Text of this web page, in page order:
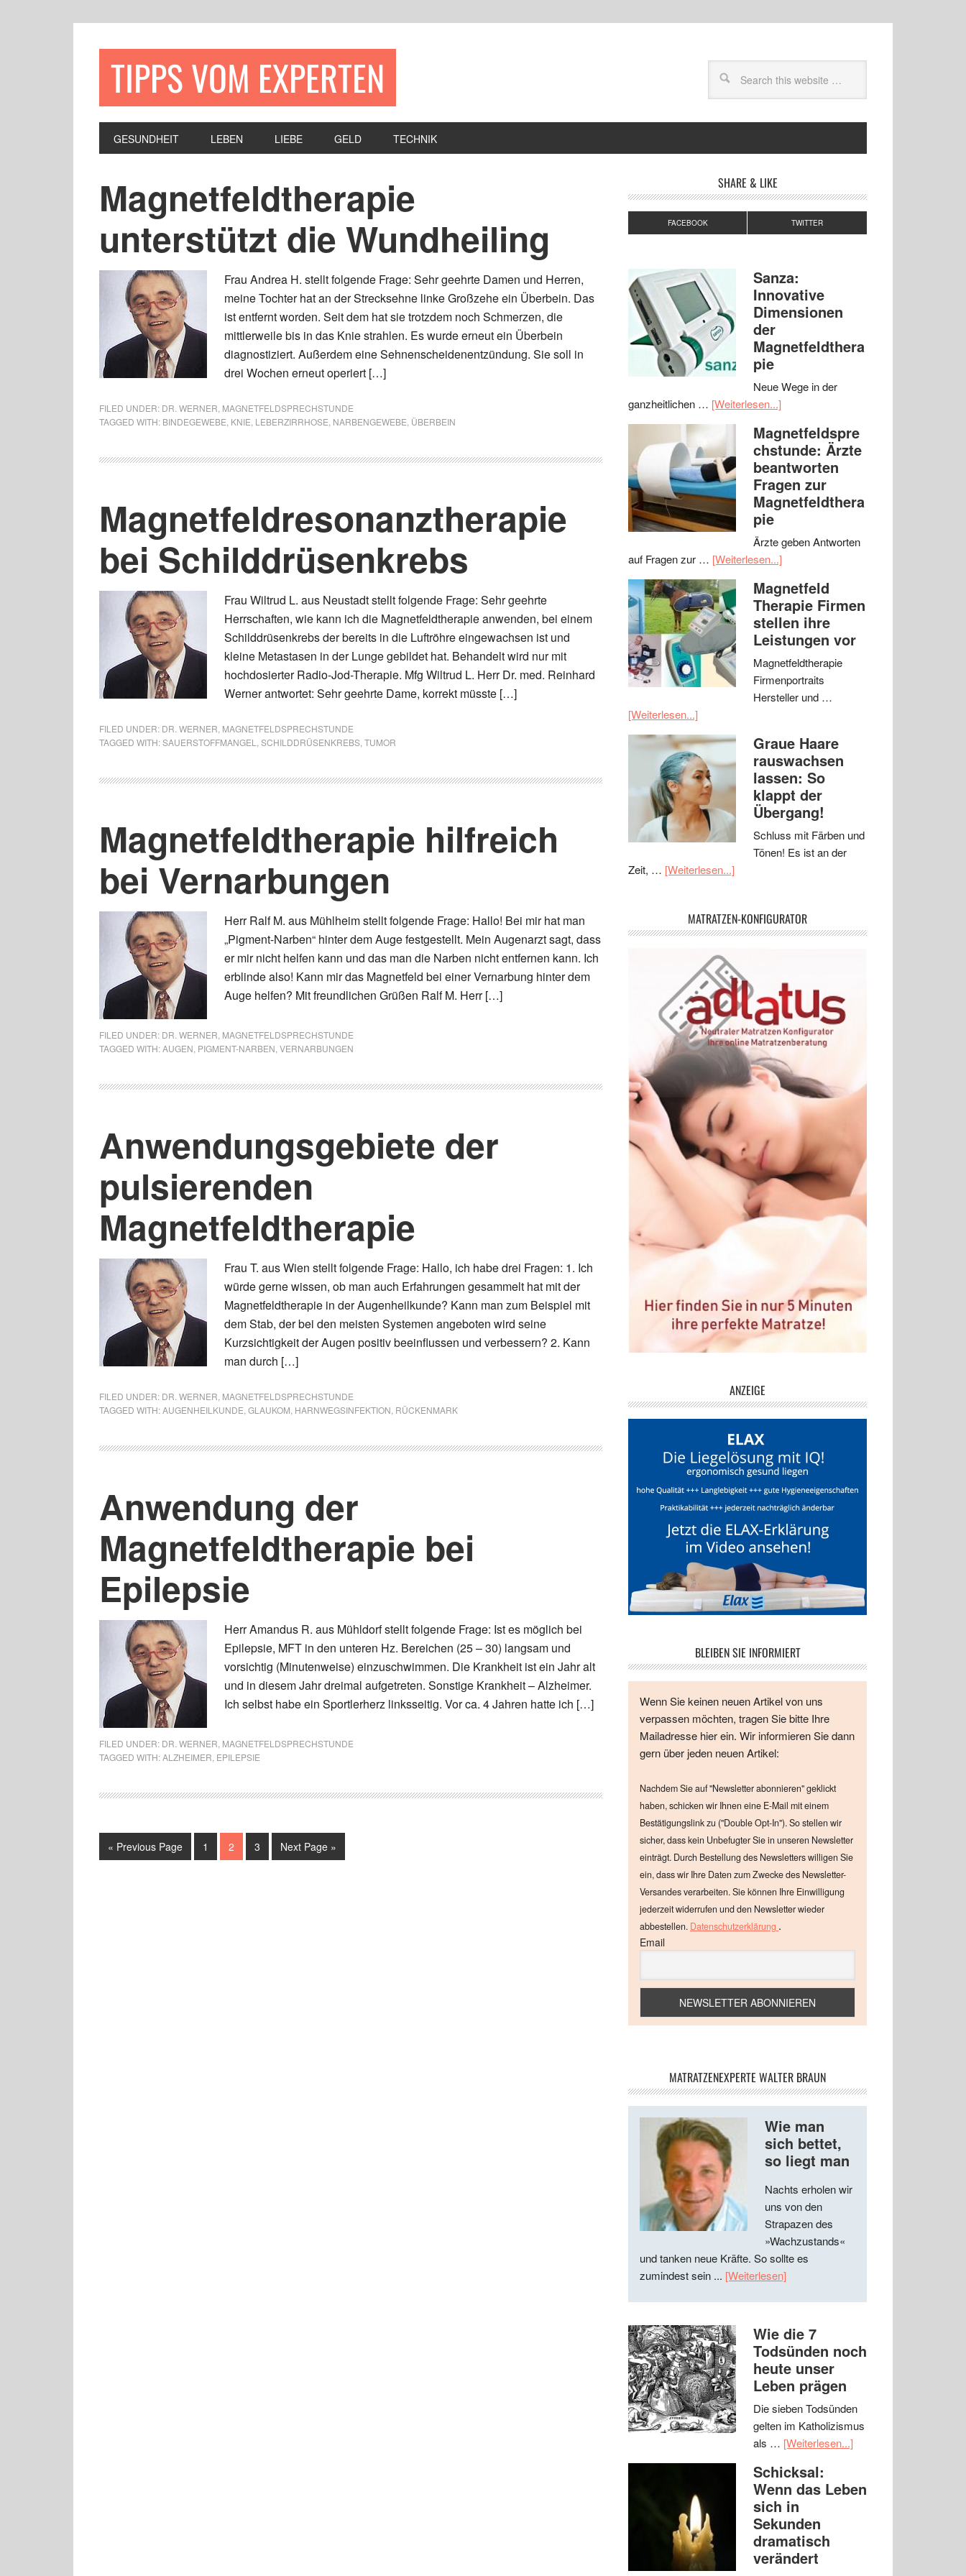
TIPPS VOM EXPERTEN
GESUNDHEIT LEBEN LIEBE GELD TECHNIK
Magnetfeldtherapie
unterstützt die Wundheiling
Frau Andrea H. stellt folgende Frage: Sehr geehrte Damen und Herren,
meine Tochter hat an der Strecksehne linke Großzehe ein Überbein. Das
ist entfernt worden. Seit dem hat sie trotzdem noch Schmerzen, die
mittlerweile bis in das Knie strahlen. Es wurde erneut ein Überbein
diagnostiziert. Außerdem eine Sehnenscheidenentzündung. Sie soll in
drei Wochen erneut operiert […]
FILED UNDER: DR. WERNER MAGNETFELDSPRECHSTUNDE
TAGGED WITH: BINDEGEWEBE KNIE LEBERZIRRHOSE NARBENGEWEBE ÜBERBEIN
Magnetfeldresonanztherapie
bei Schilddrüsenkrebs
Frau Wiltrud L. aus Neustadt stellt folgende Frage: Sehr geehrte
Herrschaften, wie kann ich die Magnetfeldtherapie anwenden, bei einem
Schilddrüsenkrebs der bereits in die Luftröhre eingewachsen ist und
kleine Metastasen in der Lunge gebildet hat. Behandelt wird nur mit
hochdosierter Radio-Jod-Therapie. Mfg Wiltrud L. Herr Dr. med. Reinhard
Werner antwortet: Sehr geehrte Dame, korrekt müsste […]
FILED UNDER: DR. WERNER MAGNETFELDSPRECHSTUNDE
TAGGED WITH:SAUERSTOFFMANGEL SCHILDDRÜSENKREBS TUMOR
Magnetfeldtherapie hilfreich
bei Vernarbungen
Herr Ralf M. aus Mühlheim stellt folgende Frage: Hallo! Bei mir hat man
„Pigment-Narben“ hinter dem Auge festgestellt. Mein Augenarzt sagt, dass
er mir nicht helfen kann und das man die Narben nicht entfernen kann. Ich
erblinde also! Kann mir das Magnetfeld bei einer Vernarbung hinter dem
Auge helfen? Mit freundlichen Grüßen Ralf M. Herr […]
FILED UNDER: DR. WERNER MAGNETFELDSPRECHSTUNDE
TAGGED WITH:AUGEN PIGMENT-NARBEN VERNARBUNGEN
Anwendungsgebiete der
pulsierenden
Magnetfeldtherapie
Frau T. aus Wien stellt folgende Frage: Hallo, ich habe drei Fragen: 1. Ich
würde gerne wissen, ob man auch Erfahrungen gesammelt hat mit der
Magnetfeldtherapie in der Augenheilkunde? Kann man zum Beispiel mit
dem Stab, der bei den meisten Systemen angeboten wird seine
Kurzsichtigkeit der Augen positiv beeinflussen und verbessern? 2. Kann
man durch […]
FILED UNDER: DR. WERNER MAGNETFELDSPRECHSTUNDE
TAGGED WITH:AUGENHEILKUNDE GLAUKOM HARNWEGSINFEKTION RÜCKENMARK
Anwendung der
Magnetfeldtherapie bei
Epilepsie
Herr Amandus R. aus Mühldorf stellt folgende Frage: Ist es möglich bei
Epilepsie, MFT in den unteren Hz. Bereichen (25 – 30) langsam und
vorsichtig (Minutenweise) einzuschwimmen. Die Krankheit ist ein Jahr alt
und in diesem Jahr dreimal aufgetreten. Sonstige Krankheit – Alzheimer.
Ich selbst habe ein Sportlerherz linksseitig. Vor ca. 4 Jahren hatte ich […]
FILED UNDER: DR. WERNER MAGNETFELDSPRECHSTUNDE
TAGGED WITH:ALZHEIMER EPILEPSIE
« Previous Page 1 2 3 Next Page »
SHARE & LIKE
FACEBOOK TWITTER
Sanza:
Innovative
Dimensionen
der
Magnetfeldthera
pie
Neue Wege in der
ganzheitlichen … [Weiterlesen...]
Magnetfeldspre
chstunde: Ärzte
beantworten
Fragen zur
Magnetfeldthera
pie
Ärzte geben Antworten
auf Fragen zur … [Weiterlesen...]
Magnetfeld
Therapie Firmen
stellen ihre
Leistungen vor
Magnetfeldtherapie
Firmenportraits
Hersteller und …
[Weiterlesen...]
Graue Haare
rauswachsen
lassen: So
klappt der
Übergang!
Schluss mit Färben und
Tönen! Es ist an der
Zeit, … [Weiterlesen...]
MATRATZEN-KONFIGURATOR
ANZEIGE
BLEIBEN SIE INFORMIERT
Wenn Sie keinen neuen Artikel von uns
verpassen möchten, tragen Sie bitte Ihre
Mailadresse hier ein. Wir informieren Sie dann
gern über jeden neuen Artikel:
Nachdem Sie auf "Newsletter abonnieren" geklickt
haben, schicken wir Ihnen eine E-Mail mit einem
Bestätigungslink zu ("Double Opt-In"). So stellen wir
sicher, dass kein Unbefugter Sie in unseren Newsletter
einträgt. Durch Bestellung des Newsletters willigen Sie
ein, dass wir Ihre Daten zum Zwecke des Newsletter-
Versandes verarbeiten. Sie können Ihre Einwilligung
jederzeit widerrufen und den Newsletter wieder
abbestellen. Datenschutzerklärung .
Email
MATRATZENEXPERTE WALTER BRAUN
Wie man
sich bettet,
so liegt man
Nachts erholen wir
uns von den
Strapazen des
»Wachzustands«
und tanken neue Kräfte. So sollte es
zumindest sein ... [Weiterlesen]
Wie die 7
Todsünden noch
heute unser
Leben prägen
Die sieben Todsünden
gelten im Katholizismus
als … [Weiterlesen...]
Schicksal:
Wenn das Leben
sich in
Sekunden
dramatisch
verändert